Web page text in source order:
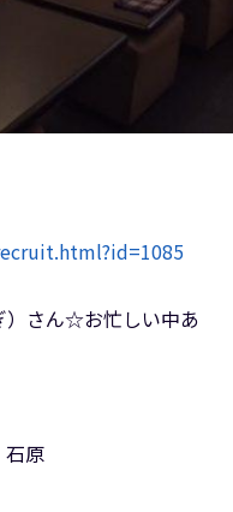
）さん☆お忙しい中あ
原